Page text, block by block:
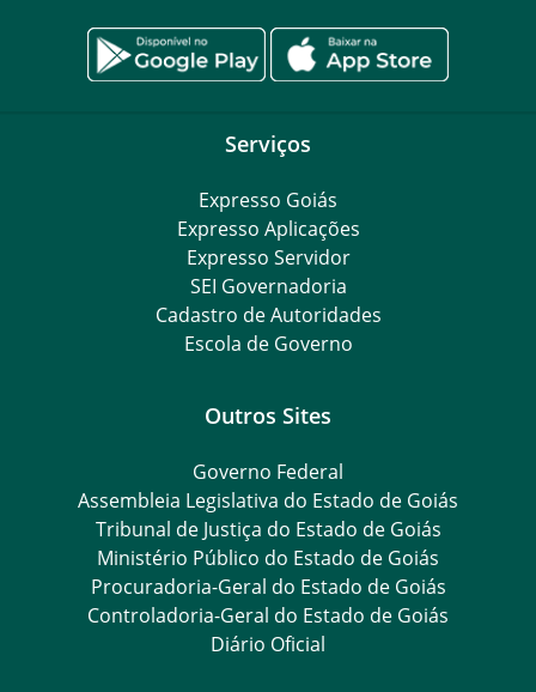
Serviços
Expresso Goiás
Expresso Aplicações
Expresso Servidor
SEI Governadoria
Cadastro de Autoridades
Escola de Governo
Outros Sites
Governo Federal
Assembleia Legislativa do Estado de Goiás
Tribunal de Justiça do Estado de Goiás
Ministério Público do Estado de Goiás
Procuradoria-Geral do Estado de Goiás
Controladoria-Geral do Estado de Goiás
Diário Oficial